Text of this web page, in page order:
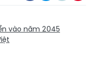
vào năm 2045